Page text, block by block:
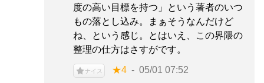
度の高い目標を持つ」という著者のいつ
もの落とし込み。まぁそうなんだけど
ね、という感じ。とはいえ、この界隈の
整理の仕方はさすがです。
ナイス ★4 05/01 07:52